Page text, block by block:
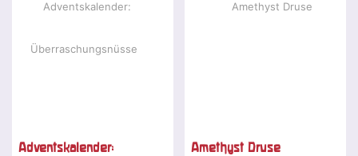
Adventskalender:
Amethyst Druse